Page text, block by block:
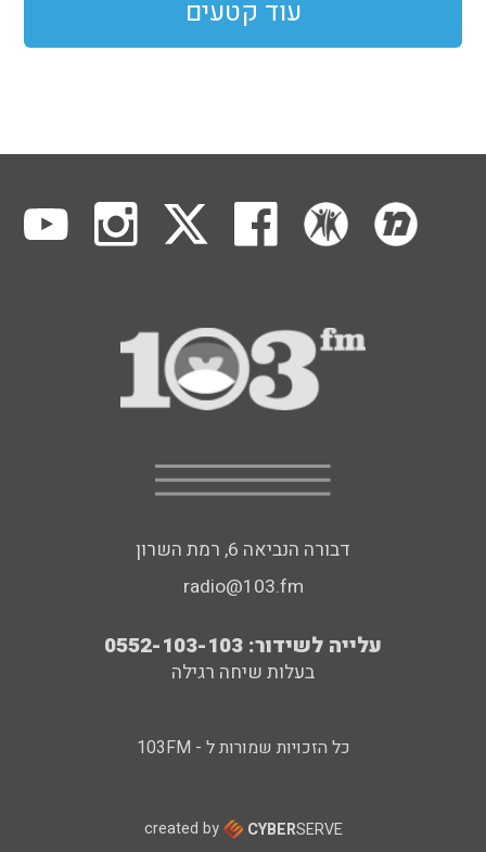
עוד קטעים
דבורה הנביאה 6, רמת השרון
radio@103.fm
עלייה לשידור: 0552-103-103
בעלות שיחה רגילה
כל הזכויות שמורות ל - 103FM
created by CYBERSERVE